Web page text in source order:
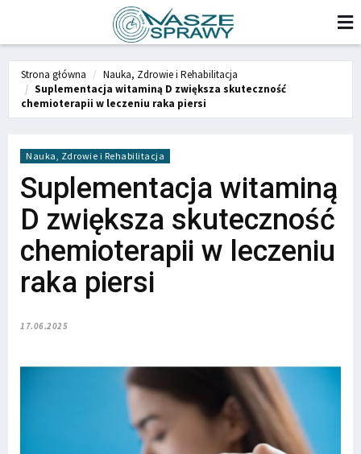
Strona główna
Nauka, Zdrowie i Rehabilitacja
Suplementacja witaminą D zwiększa skuteczność
chemioterapii w leczeniu raka piersi
Nauka, Zdrowie i Rehabilitacja
Suplementacja witaminą
D zwiększa skuteczność
chemioterapii w leczeniu
raka piersi
17.06.2025